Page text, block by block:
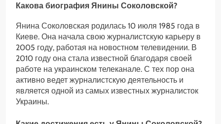
Какова биография Янины Соколовской?
Янина Соколовская родилась 10 июля 1985 года в
Киеве. Она начала свою журналистскую карьеру в
2005 году, работая на новостном телевидении. В
2010 году она стала известной благодаря своей
работе на украинском телеканале. С тех пор она
активно ведет журналистскую деятельность и
является одной из самых известных журналисток
Украины.